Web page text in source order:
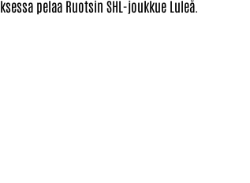
pelaa Ruotsin SHL-joukkue Luleå.